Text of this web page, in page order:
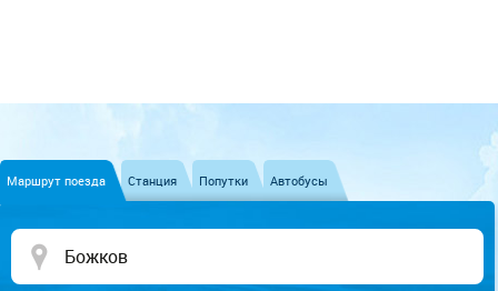
Маршрут поезда Станция Попутки Автобусы